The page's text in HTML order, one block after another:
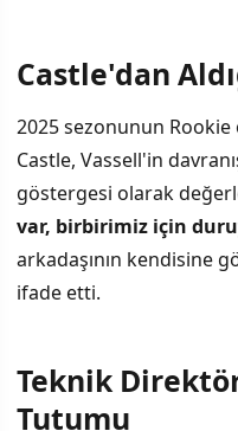
Castle'dan
2025 sezonunun
Castle, Vassell'in
göstergesi olarak
var, birbirimiz için
arkadaşının kendisine
ifade etti.
Teknik
Tutumu